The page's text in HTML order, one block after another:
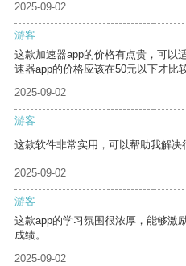
2025-09-02
游客
这款加速器app的价格有点贵，可以
速器app的价格应该在50元以下才比
2025-09-02
游客
这款软件非常实用，可以帮助我解决
2025-09-02
游客
这款app的学习氛围很浓厚，能够激
成绩。
2025-09-02